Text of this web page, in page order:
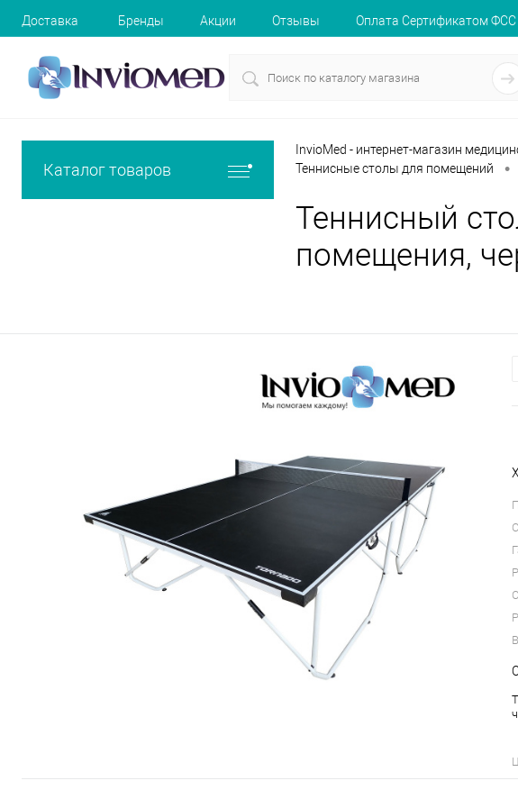
Доставка Бренды Акции Отзывы Оплата Сертификатом ФСС
Каталог товаров
InvioMed - интернет-магазин
Теннисные столы для помещений •
Теннисный
помещения,